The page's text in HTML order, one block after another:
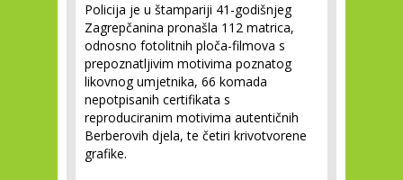
Policija je u štampariji 41-godišnjeg
Zagrepčanina pronašla 112 matrica,
odnosno fotolitnih ploča-filmova s
prepoznatljivim motivima poznatog
likovnog umjetnika, 66 komada
nepotpisanih certifikata s
reproduciranim motivima autentičnih
Berberovih djela, te četiri krivotvorene
grafike.